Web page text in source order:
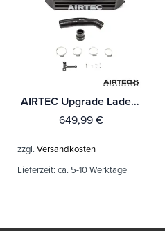
AIRTEC Upgrade Ladeluftkühler für Hyundai I20N
649,99 €
zzgl. Versandkosten
Lieferzeit: ca. 5-10 Werktage